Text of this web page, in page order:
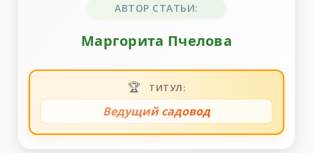
АВТОР СТАТЬИ:
Маргорита Пчелова
🏆 ТИТУЛ:
Ведущий садовод